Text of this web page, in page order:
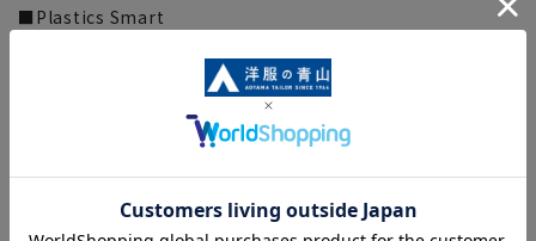
■Plastics Smart
■ECOBLUE(100%リサイクルポリエステル)
『ECOBLUE』はマテリアルリサイクルにより、ペットボトル